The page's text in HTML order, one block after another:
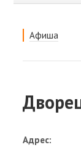
Афиша
Адрес: